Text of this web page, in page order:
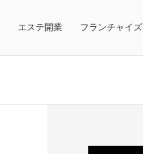
エステ開業 フランチャイズ